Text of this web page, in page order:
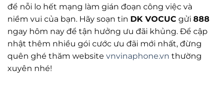
để nỗi lo hết mạng làm gián đoạn công việc và
niềm vui của bạn. Hãy soạn tin DK VOCUC gửi 888
ngay hôm nay để tận hưởng ưu đãi khủng. Để cập
nhật thêm nhiều gói cước ưu đãi mới nhất, đừng
quên ghé thăm website vnvinaphone.vn thường
xuyên nhé!